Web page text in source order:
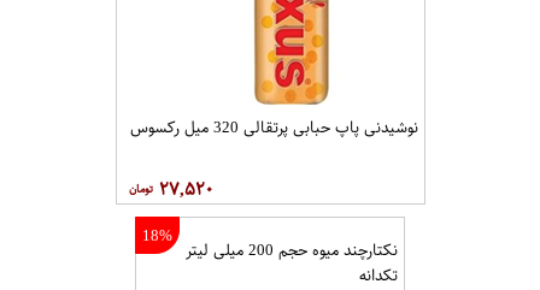
نوشیدنی پاپ حبابی پرتقالی 320 میل رکسوس
۲۷,۵۲۰
18%
نکتارچند میوه حجم 200 میلی لیتر
تکدانه